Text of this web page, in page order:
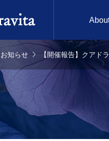
2025年1月
第38回 『上
ワンランク
ング体験を！
チ付き）
お知らせ【開催報告】クアド